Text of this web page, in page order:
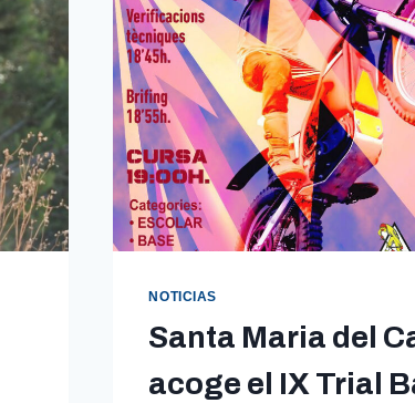
NOTICIAS
Santa Maria del
acoge el IX Trial